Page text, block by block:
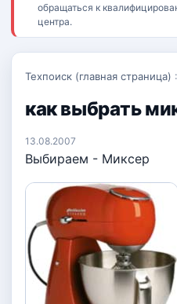
обращаться к
центра.
Техпоиск (главная страница)
как выбрать
13.08.2007
Выбираем - Миксер